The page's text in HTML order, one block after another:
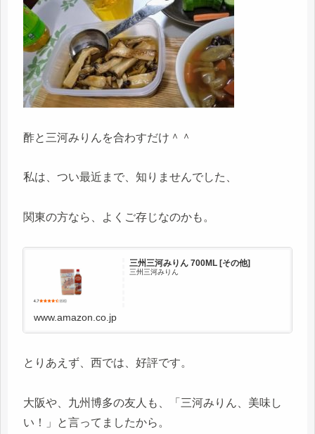
酢と三河みりんを合わすだけ＾＾
私は、つい最近まで、知りませんでした、
関東の方なら、よくご存じなのかも。
三州三河みりん 700ML [その他]
三州三河みりん
www.amazon.co.jp
とりあえず、西では、好評です。
大阪や、九州博多の友人も、「三河みりん、美味し
い！」と言ってましたから。